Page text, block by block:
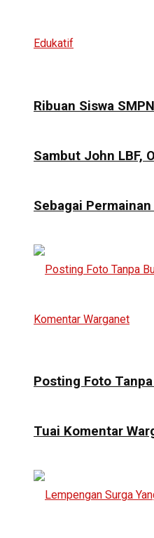
Ribuan Siswa
Sambut John LBF,
Sebagai
Posting Foto
Tuai Komentar